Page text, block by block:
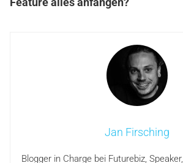
Jan Firsching
Blogger in Charge bei Futurebiz, Speaker,